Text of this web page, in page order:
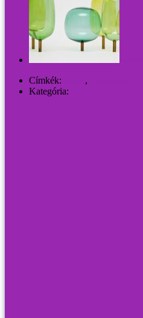
Címkék: ,
Kategória: